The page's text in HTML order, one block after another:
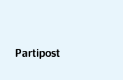
Partipost